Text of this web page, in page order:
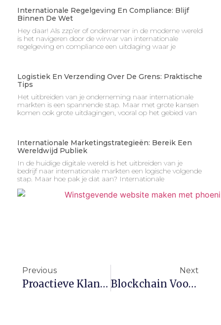
Internationale Regelgeving En Compliance: Blijf
Binnen De Wet
Hey daar! Als zzp’er of ondernemer in de moderne wereld
is het navigeren door de wirwar van internationale
regelgeving en compliance een uitdaging waar je
Logistiek En Verzending Over De Grens: Praktische
Tips
Het uitbreiden van je onderneming naar internationale
markten is een spannende stap. Maar met grote kansen
komen ook grote uitdagingen, vooral op het gebied van
Internationale Marketingstrategieën: Bereik Een
Wereldwijd Publiek
In de huidige digitale wereld is het uitbreiden van je
bedrijf naar internationale markten een logische volgende
stap. Maar hoe pak je dat aan? Internationale
Previous
Proactieve Klantenservice: Problemen Voorkomen Voordat Ze Ontstaan
Next
Blockchain Voor ZZP’ers: Wat Betekent Het Voor Jou?